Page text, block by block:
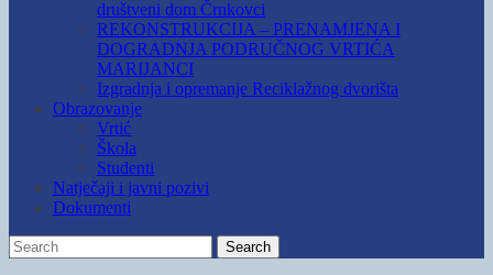
društveni dom Črnkovci
REKONSTRUKCIJA – PRENAMJENA I
DOGRADNJA PODRUČNOG VRTIĆA
MARIJANCI
Izgradnja i opremanje Reciklažnog dvorišta
Obrazovanje
Vrtić
Škola
Studenti
Natječaji i javni pozivi
Dokumenti
Search
for:
Search